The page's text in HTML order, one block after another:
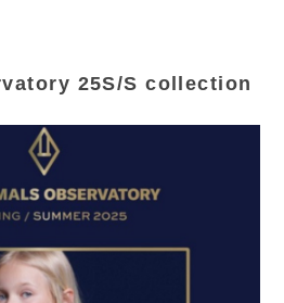
25S/S collection